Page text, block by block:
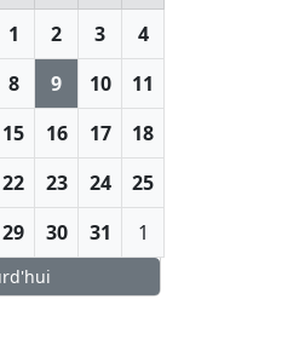
1 2 3
4
8 9 10
11
15 16 17
18
22 23 24
25
29 30 31 1